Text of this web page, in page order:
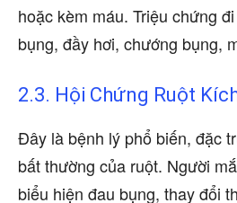
hoặc kèm máu. Triệu chứng
bụng, đầy hơi, chướng bụng,
2.3. Hội Chứng Ruột
Đây là bệnh lý phổ biến, đặc
bất thường của ruột. Người
biểu hiện đau bụng, thay đổi